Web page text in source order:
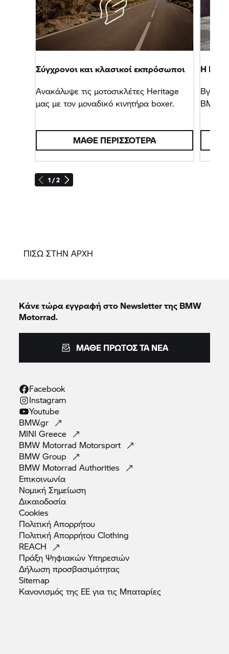
1 / 2
Σύγχρονοι και κλασικοί εκπρόσωποι
Ανακάλυψε τις μοτοσικλέτες Heritage
μας με τον μοναδικό κινητήρα boxer.
ΜΆΘΕ ΠΕΡΙΣΣΌΤΕΡΑ
Η
Βγες
BMW
ΠΙΣΩ ΣΤΗΝ ΑΡΧΗ
Κάνε τώρα εγγραφή στο Newsletter της BMW
Motorrad.
ΜΆΘΕ ΠΡΏΤΟΣ ΤΑ ΝΈΑ
Facebook
Instagram
Youtube
BMW.gr
MINIGreece
BMW Motorrad Motorsport
BMWGroup
BMW MotorradAuthorities
Επικοινωνία
ΝομικήΣημείωση
Δικαιοδοσία
Cookies
ΠολιτικήΑπορρήτου
Πολιτική ΑπορρήτουClothing
REACH
Πράξη ΨηφιακώνΥπηρεσιών
Δήλωσηπροσβασιμότητας
Sitemap
Κανονισμός της ΕΕ για τις Μπαταρίες